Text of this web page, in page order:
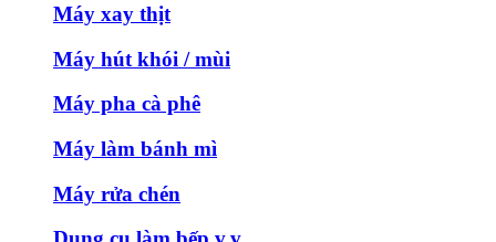
Máy xay thịt
Máy hút khói / mùi
Máy pha cà phê
Máy làm bánh mì
Máy rửa chén